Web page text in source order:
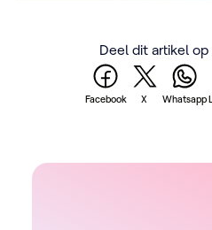
Deel dit artikel
Facebook X Whatsapp